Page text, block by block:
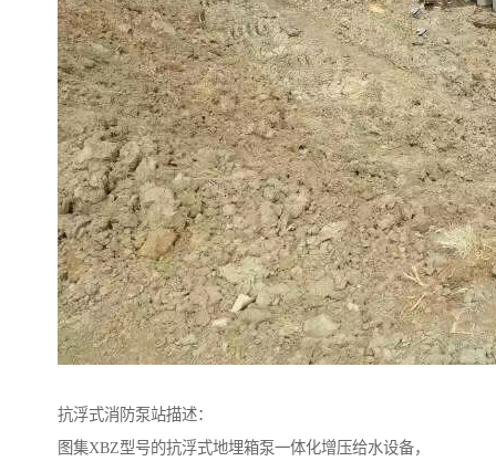
抗浮式消防泵站描述：
图集XBZ型号的抗浮式地埋箱泵一体化增压给水设备，